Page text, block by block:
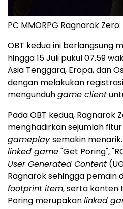
PC MMORPG Ragnarok
OBT kedua ini berlangsung
hingga 15 Juli pukul 07.59
Asia Tenggara, Eropa, dan
dengan melakukan
mengunduhgame client
Pada OBT kedua, Ragnarok
menghadirkan sejumlah
gameplaysemakin
linked game"Get Poring",
User Generated Content
Ragnarok sehingga
footprint item, serta konten
Poring merupakanlinked